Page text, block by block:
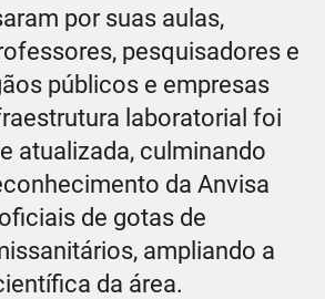
por suas aulas,
pesquisadores e
públicos e empresas
laboratorial foi
atualizada, culminando
da Anvisa
de gotas de
ampliando a
da área.